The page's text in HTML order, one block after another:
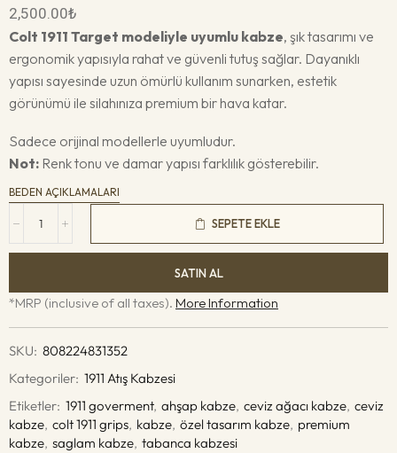
2,500.00₺
Colt 1911 Target modeliyle uyumlu kabze, şık tasarımı ve
ergonomik yapısıyla rahat ve güvenli tutuş sağlar. Dayanıklı
yapısı sayesinde uzun ömürlü kullanım sunarken, estetik
görünümü ile silahınıza premium bir hava katar.
Sadece orijinal modellerle uyumludur.
Not: Renk tonu ve damar yapısı farklılık gösterebilir.
BEDEN AÇIKLAMALARI
SEPETE EKLE
SATIN AL
*MRP (inclusive of all taxes). More Information
SKU: 808224831352
Kategoriler: 1911 Atış Kabzesi
Etiketler: 1911 goverment, ahşap kabze, ceviz ağacı kabze, ceviz
kabze, colt 1911 grips, kabze, özel tasarım kabze, premium
kabze, saglam kabze, tabanca kabzesi